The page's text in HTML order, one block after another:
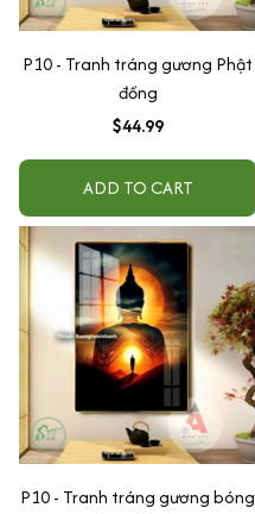
P10 - Tranh tráng gương Phật
đồng
$44.99
ADD TO CART
P10 - Tranh tráng gương bóng